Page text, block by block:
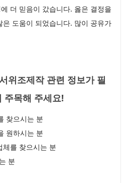
더 믿음이 갔습니다. 옳은 결정을
도움이 되었습니다. 많이 공유가
위조제작 관련 정보가 필
주목해 주세요!
찾으시는 분
원하시는 분
체를 찾으시는 분
분